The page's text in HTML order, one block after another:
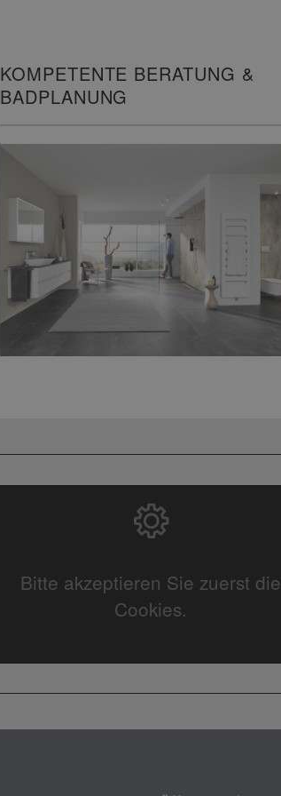
KOMPETENTE BERATUNG &
BADPLANUNG
Bitte akzeptieren Sie zuerst die
Cookies.